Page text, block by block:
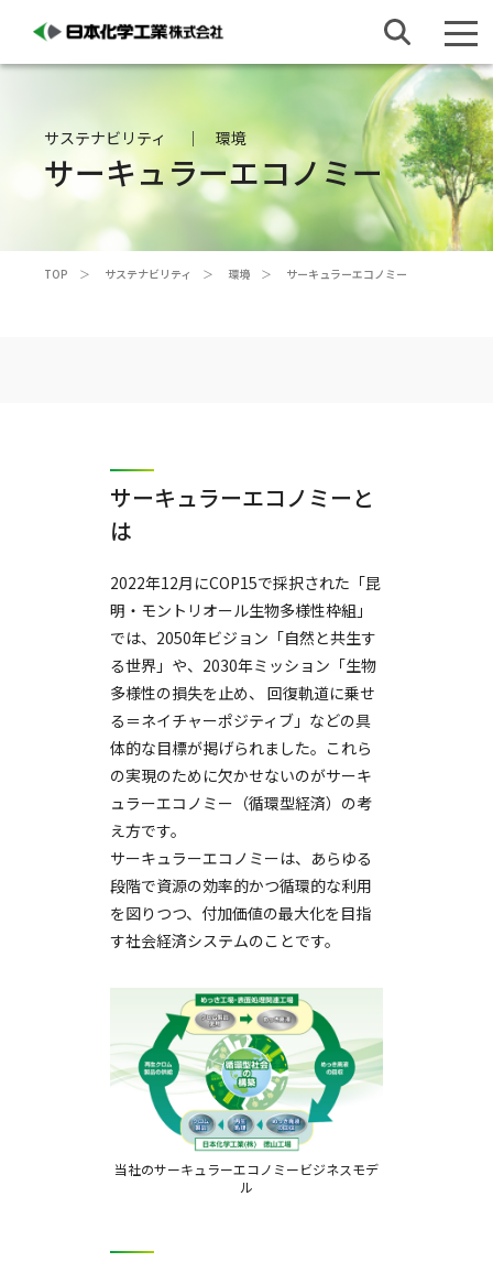
サステナビリティ 環境
サーキュラーエコノミー
TOP サステナビリティ 環境 サーキュラーエコノミー
サーキュラーエコノミーと
は
2022年12月にCOP15で採択された「昆
明・モントリオール生物多様性枠組」
では、2050年ビジョン「自然と共生す
る世界」や、2030年ミッション「生物
多様性の損失を止め、 回復軌道に乗せ
る＝ネイチャーポジティブ」などの具
体的な目標が掲げられました。これら
の実現のために欠かせないのがサーキ
ュラーエコノミー（循環型経済）の考
え方です。
サーキュラーエコノミーは、あらゆる
段階で資源の効率的かつ循環的な利用
を図りつつ、付加価値の最大化を目指
す社会経済システムのことです。
当社のサーキュラーエコノミービジネスモデ
ル